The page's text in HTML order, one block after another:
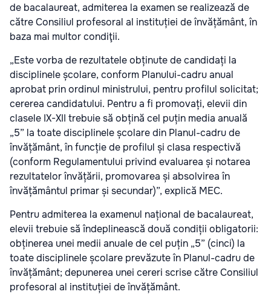
de bacalaureat, admiterea la examen se realizează de
către Consiliul profesoral al instituției de învățământ, în
baza mai multor condiţii.
„Este vorba de rezultatele obținute de candidați la
disciplinele școlare, conform Planului-cadru anual
aprobat prin ordinul ministrului, pentru profilul solicitat;
cererea candidatului. Pentru a fi promovați, elevii din
clasele IX-XII trebuie să obțină cel puțin media anuală
„5” la toate disciplinele școlare din Planul-cadru de
învățământ, în funcție de profilul și clasa respectivă
(conform Regulamentului privind evaluarea și notarea
rezultatelor învățării, promovarea și absolvirea în
învățământul primar și secundar)”, explică MEC.
Pentru admiterea la examenul național de bacalaureat,
elevii trebuie să îndeplinească două condiții obligatorii:
obținerea unei medii anuale de cel puțin „5” (cinci) la
toate disciplinele școlare prevăzute în Planul-cadru de
învățământ; depunerea unei cereri scrise către Consiliul
profesoral al instituției de învățământ.